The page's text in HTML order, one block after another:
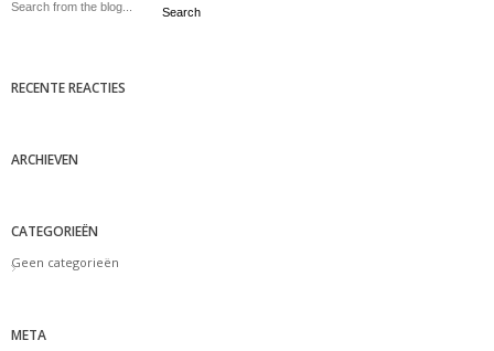
Search
RECENTE REACTIES
ARCHIEVEN
CATEGORIEËN
Geen categorieën
META